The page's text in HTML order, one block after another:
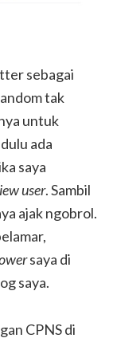
sebagai
tak
untuk
ada
saya
user. Sambil
ajak ngobrol.
saya di
saya.
CPNS di